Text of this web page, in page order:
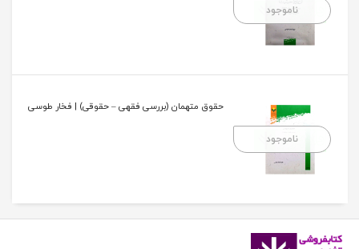
ناموجود
ناموجود
حقوق متهمان (بررسی فقهی – حقوقی) | فخار طوسی